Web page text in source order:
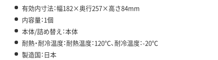
有効内寸法：幅182×奥行257×高さ84mm
内容量：1個
本体/詰め替え：本体
耐熱・耐冷温度：耐熱温度：120℃、耐冷温度：-20℃
製造国：日本